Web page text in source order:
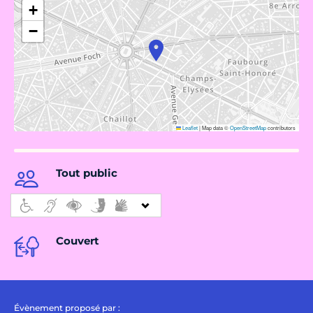
+
−
Leaflet|Map data ©OpenStreetMapcontributors
Tout public
Couvert
Évènement proposé par :